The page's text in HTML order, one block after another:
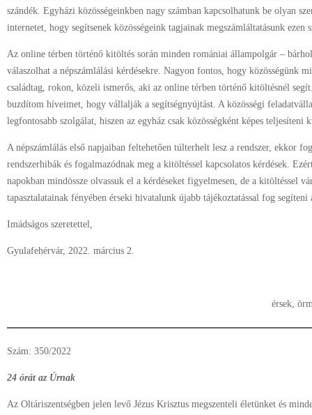
szándék. Egyházi közösségeinkben nagy számban kapcsolhatunk be olyan
internetet, hogy segítsenek közösségeink tagjainak megszámláltatásunk ezen
Az online térben történő kitöltés során minden romániai állampolgár –
válaszolhat a népszámlálási kérdésekre. Nagyon fontos, hogy közösségünk
családtag, rokon, közeli ismerős, aki az online térben történő kitöltésnél
buzdítom híveimet, hogy vállalják a segítségnyújtást. A közösségi
legfontosabb szolgálat, hiszen az egyház csak közösségként képes teljesíteni
A népszámlálás első napjaiban feltehetően túlterhelt lesz a rendszer, ekkor
rendszerhibák és fogalmazódnak meg a kitöltéssel kapcsolatos kérdések.
napokban mindössze olvassuk el a kérdéseket figyelmesen, de a kitöltéssel
tapasztalatainak fényében érseki hivatalunk újabb tájékoztatással fog segíteni
Imádságos szeretettel,
Gyulafehérvár, 2022. március 2.
érsek, örmény apostoli
Szám: 350/2022
24 órát az Úrnak
Az Oltáriszentségben jelen levő Jézus Krisztus megszenteli életünket és